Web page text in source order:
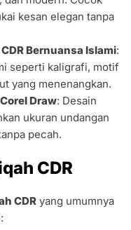
kesan elegan tanpa
Bernuansa Islami:
seperti kaligrafi, motif
yang menenangkan.
Draw: Desain
ukuran undangan
pecah.
CDR
CDR yang umumnya